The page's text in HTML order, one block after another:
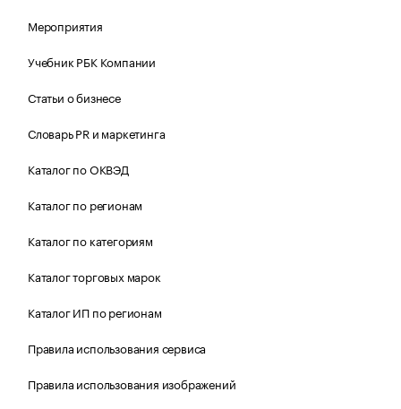
Мероприятия
Учебник РБК Компании
Статьи о бизнесе
Словарь PR и маркетинга
Каталог по ОКВЭД
Каталог по регионам
Каталог по категориям
Каталог торговых марок
Каталог ИП по регионам
Правила использования сервиса
Правила использования изображений